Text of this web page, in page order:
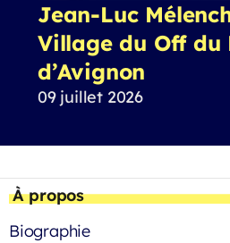
Jean-Luc
Village du Off du
d’Avignon
09 juillet 2026
À propos
Biographie